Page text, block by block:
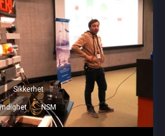
Sikkerhet
NSM